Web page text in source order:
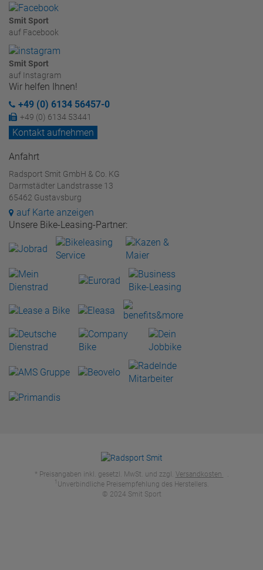
Smit Sport
auf Facebook
Smit Sport
auf Instagram
Wir helfen Ihnen!
+49 (0) 6134 56457-0
+49 (0) 6134 53441
Kontakt aufnehmen
Anfahrt
Radsport Smit GmbH & Co. KG
Darmstädter Landstrasse 13
65462 Gustavsburg
auf Karte anzeigen
Unsere Bike-Leasing-Partner:
* Preisangaben inkl. gesetzl. MwSt. und zzgl. Versandkosten .
1 Unverbindliche Preisempfehlung des Herstellers.
© 2024 Smit Sport